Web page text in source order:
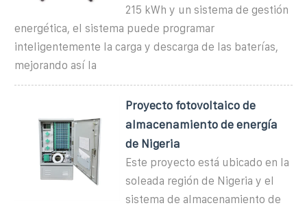
215 kWh y un sistema de gestión
energética, el sistema puede programar
inteligentemente la carga y descarga de las baterías,
mejorando así la
Proyecto fotovoltaico de
almacenamiento de energía
de Nigeria
Este proyecto está ubicado en la
soleada región de Nigeria y el
sistema de almacenamiento de